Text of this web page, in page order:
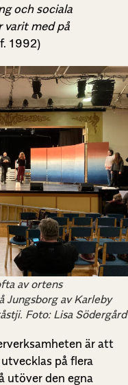
och sociala
varit med på
1992)
av ortens
Jungsborg av Karleby
Foto: Lisa Södergård
är att
på flera
utöver den egna